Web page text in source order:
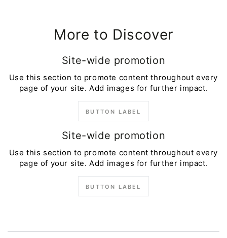
More to Discover
Site-wide promotion
Use this section to promote content throughout every
page of your site. Add images for further impact.
BUTTON LABEL
Site-wide promotion
Use this section to promote content throughout every
page of your site. Add images for further impact.
BUTTON LABEL